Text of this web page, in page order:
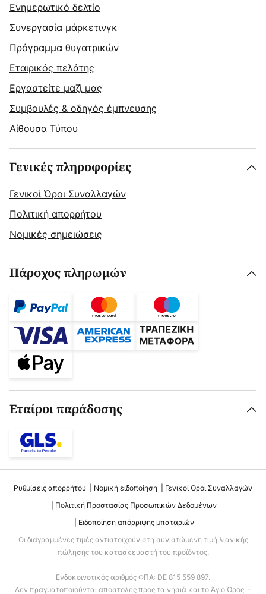
Ενημερωτικό δελτίο
Συνεργασία μάρκετινγκ
Πρόγραμμα θυγατρικών
Εταιρικός πελάτης
Εργαστείτε μαζί μας
Συμβουλές & οδηγός έμπνευσης
Αίθουσα Τύπου
Γενικές πληροφορίες
Γενικοί Όροι Συναλλαγών
Πολιτική απορρήτου
Νομικές σημειώσεις
Πάροχος πληρωμών
Εταίροι παράδοσης
Ρυθμίσεις απορρήτου Νομική ειδοποίηση
Γενικοί Όροι Συναλλαγών
Πολιτική Προστασίας Προσωπικών Δεδομένων
Ειδοποίηση απόρριψης μπαταριών
Οι διαγραμμένες τιμές αντιστοιχούν στη συνιστώμενη τιμή λιανικής
πώλησης του κατασκευαστή του προϊόντος.
Ενδοκοινοτικός αριθμός ΦΠΑ: DE 815 559 897.
Δεν πραγματοποιούνται αποστολές προς τα νησιά και το Άγιο Όρος. -